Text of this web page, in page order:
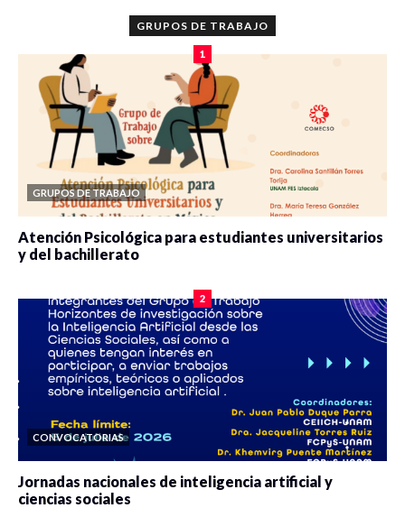
GRUPOS DE TRABAJO
1
GRUPOS DE TRABAJO
Atención Psicológica para estudiantes universitarios
y del bachillerato
2
CONVOCATORIAS
Jornadas nacionales de inteligencia artificial y
ciencias sociales